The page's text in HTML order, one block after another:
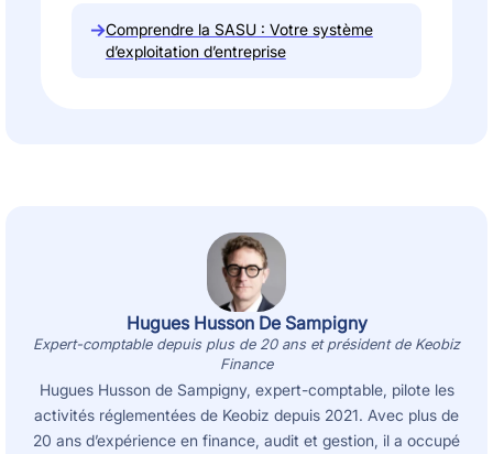
→Comprendre la SASU : Votre système
d’exploitation d’entreprise
Hugues Husson De Sampigny
Expert-comptable depuis plus de 20 ans et président de Keobiz
Finance
Hugues Husson de Sampigny, expert-comptable, pilote les
activités réglementées de Keobiz depuis 2021. Avec plus de
20 ans d’expérience en finance, audit et gestion, il a occupé